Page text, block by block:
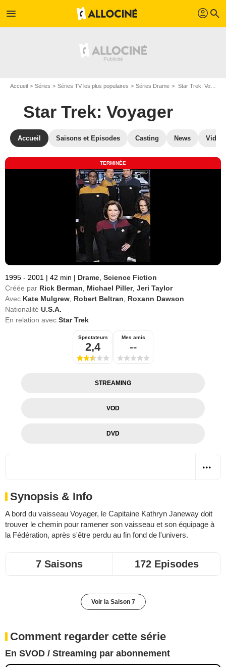
menu profil search
Accueil Séries Séries TV les plus populaires Séries Drame Star Trek: Voyager
Star Trek: Voyager
Accueil Saisons et Episodes Casting News
TERMINÉE
1995 - 2001 | 42 min | Drame Science Fiction
Créée par Rick Berman Michael Piller, Jeri Taylor
Avec Kate Mulgrew Robert Beltran
Roxann Dawson
Nationalité U.S.A.
En relation avec Star Trek
Spectateurs
2,4
Mes amis
--
STREAMING
VOD
DVD
Synopsis & Info
A bord du vaisseau Voyager, le Capitaine Kathryn Janeway doit
trouver le chemin pour ramener son vaisseau et son équipage à
la Fédération, après s'être perdu au fin fond de l'univers.
7 Saisons 172 Episodes
Voir la Saison 7
Comment regarder cette série
En SVOD / Streaming par abonnement